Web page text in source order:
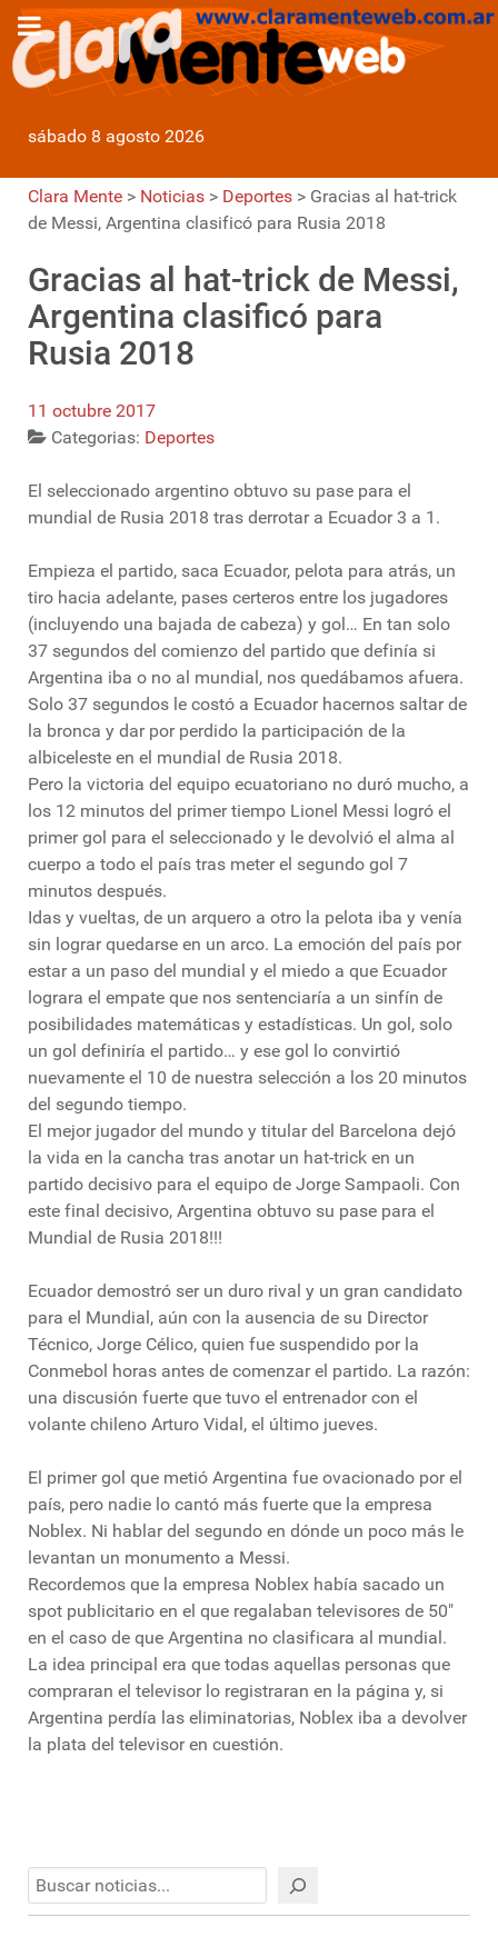
sábado 8 agosto 2026
Clara Mente > Noticias > Deportes > Gracias al hat-trick
de Messi, Argentina clasificó para Rusia 2018
Gracias al hat-trick de Messi,
Argentina clasificó para
Rusia 2018
11 octubre 2017
Categorias: Deportes
El seleccionado argentino obtuvo su pase para el
mundial de Rusia 2018 tras derrotar a Ecuador 3 a 1.
Empieza el partido, saca Ecuador, pelota para atrás, un
tiro hacia adelante, pases certeros entre los jugadores
(incluyendo una bajada de cabeza) y gol… En tan solo
37 segundos del comienzo del partido que definía si
Argentina iba o no al mundial, nos quedábamos afuera.
Solo 37 segundos le costó a Ecuador hacernos saltar de
la bronca y dar por perdido la participación de la
albiceleste en el mundial de Rusia 2018.
Pero la victoria del equipo ecuatoriano no duró mucho, a
los 12 minutos del primer tiempo Lionel Messi logró el
primer gol para el seleccionado y le devolvió el alma al
cuerpo a todo el país tras meter el segundo gol 7
minutos después.
Idas y vueltas, de un arquero a otro la pelota iba y venía
sin lograr quedarse en un arco. La emoción del país por
estar a un paso del mundial y el miedo a que Ecuador
lograra el empate que nos sentenciaría a un sinfín de
posibilidades matemáticas y estadísticas. Un gol, solo
un gol definiría el partido… y ese gol lo convirtió
nuevamente el 10 de nuestra selección a los 20 minutos
del segundo tiempo.
El mejor jugador del mundo y titular del Barcelona dejó
la vida en la cancha tras anotar un hat-trick en un
partido decisivo para el equipo de Jorge Sampaoli. Con
este final decisivo, Argentina obtuvo su pase para el
Mundial de Rusia 2018!!!
Ecuador demostró ser un duro rival y un gran candidato
para el Mundial, aún con la ausencia de su Director
Técnico, Jorge Célico, quien fue suspendido por la
Conmebol horas antes de comenzar el partido. La razón:
una discusión fuerte que tuvo el entrenador con el
volante chileno Arturo Vidal, el último jueves.
El primer gol que metió Argentina fue ovacionado por el
país, pero nadie lo cantó más fuerte que la empresa
Noblex. Ni hablar del segundo en dónde un poco más le
levantan un monumento a Messi.
Recordemos que la empresa Noblex había sacado un
spot publicitario en el que regalaban televisores de 50″
en el caso de que Argentina no clasificara al mundial.
La idea principal era que todas aquellas personas que
compraran el televisor lo registraran en la página y, si
Argentina perdía las eliminatorias, Noblex iba a devolver
la plata del televisor en cuestión.
Buscar